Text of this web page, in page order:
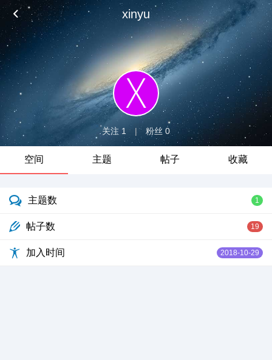
xinyu
关注 1 | 粉丝 0
空间 主题 帖子 收藏
主题数 1
帖子数 19
加入时间 2018-10-29